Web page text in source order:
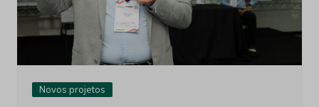
Novos projetos